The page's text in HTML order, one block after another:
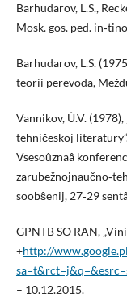
Barhudarov, L.S.,
Mosk. gos. ped.
Barhudarov, L.S.
teorii perevoda,
Vannikov, Û.V.
tehničeskoj
Vsesoûznaâ
soobŝenij, 27‑29
GPNTB SO RAN,
+http://
– 10.12.2015.